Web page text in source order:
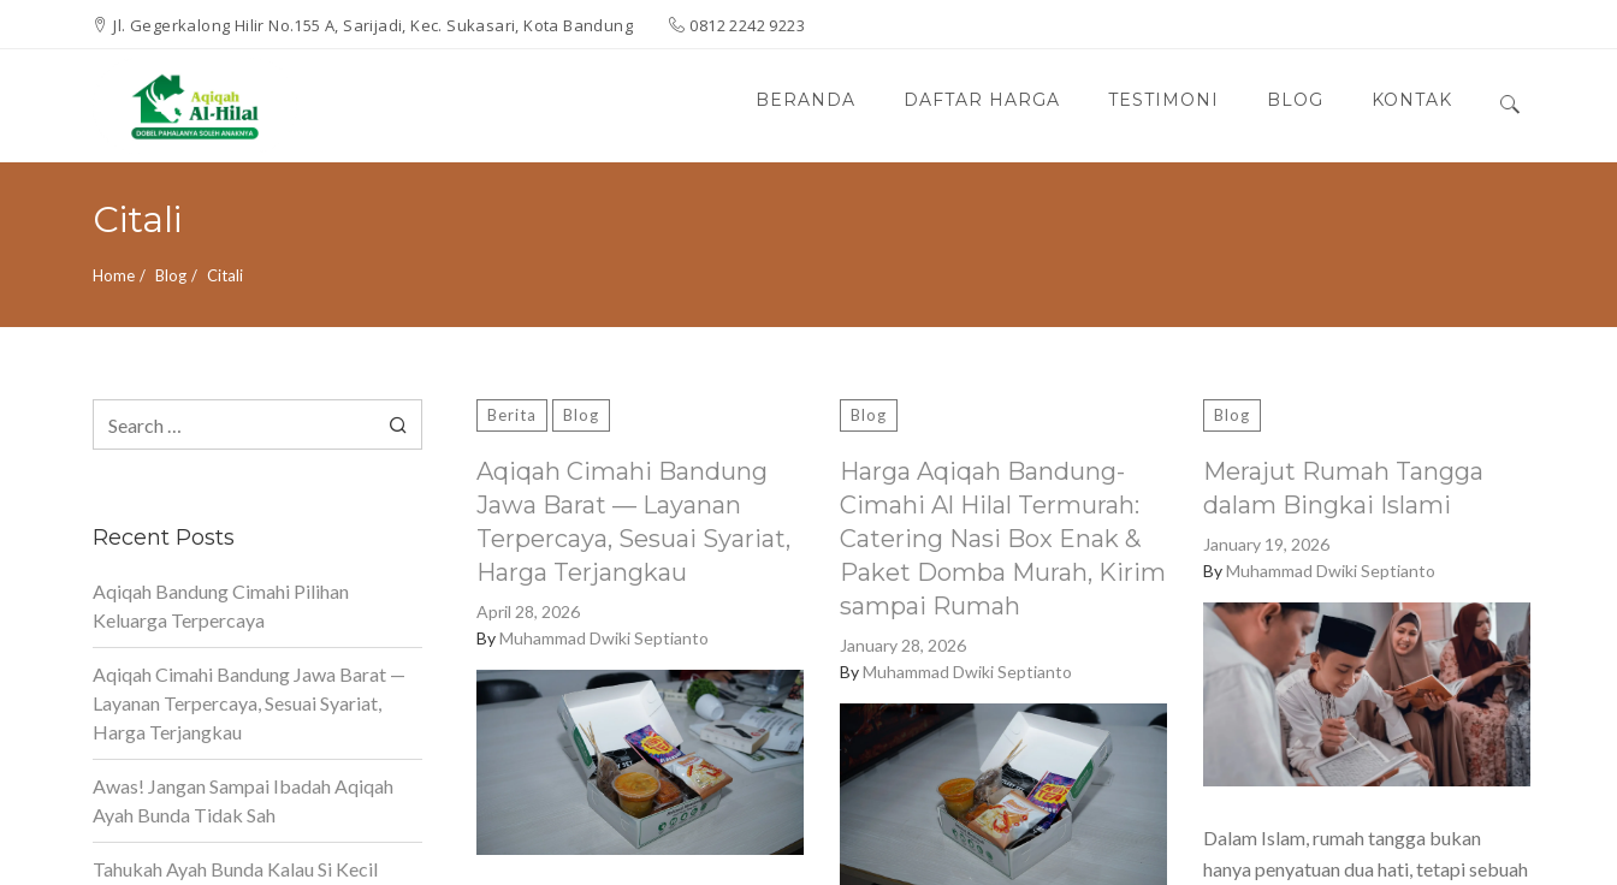
Jl. Gegerkalong Hilir No.155 A, Sarijadi, Kec. Sukasari, Kota Bandung 0812 2242 9223
BERANDA DAFTAR HARGA TESTIMONI BLOG KONTAK
Citali
Home Blog Citali
Berita Blog
Aqiqah Cimahi Bandung
Jawa Barat — Layanan
Terpercaya, Sesuai Syariat,
Harga Terjangkau
April 28, 2026
ByMuhammad Dwiki Septianto
Blog
Harga Aqiqah Bandung-
Cimahi Al Hilal Termurah:
Catering Nasi Box Enak &
Paket Domba Murah, Kirim
sampai Rumah
January 28, 2026
ByMuhammad Dwiki Septianto
Blog
Merajut Rumah Tangga
dalam Bingkai Islami
January 19, 2026
ByMuhammad Dwiki Septianto
Dalam Islam, rumah tangga bukan
hanya penyatuan dua hati, tetapi sebuah
for:
Recent Posts
Aqiqah Bandung Cimahi Pilihan
Keluarga Terpercaya
Aqiqah Cimahi Bandung Jawa Barat —
Layanan Terpercaya, Sesuai Syariat,
Harga Terjangkau
Awas! Jangan Sampai Ibadah Aqiqah
Ayah Bunda Tidak Sah
Tahukah Ayah Bunda Kalau Si Kecil